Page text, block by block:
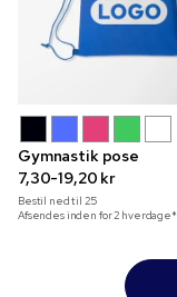
Gymnastik pose
7,30-19,20 kr
Bestil ned til 25
Afsendes inden for 2 hverdage*